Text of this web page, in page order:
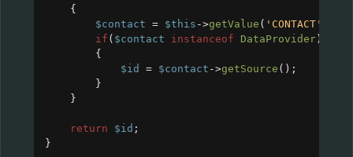
{
$contact = $this ->getValue ( 'CONTACT'
if ( $contact instanceof DataProvider )
{
$id
= $contact ->getSource ();
}
}
return $id ;
}